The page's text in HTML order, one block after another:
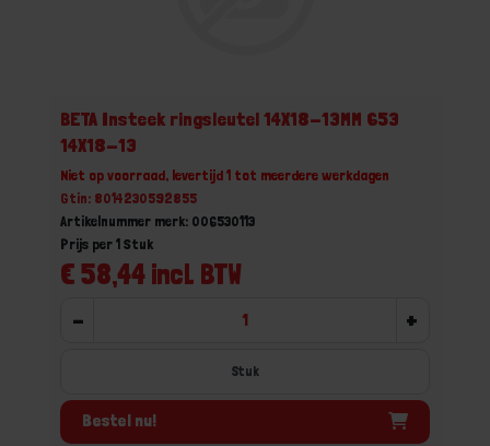
BETA Insteek ringsleutel 14X18-13MM 653
14X18-13
Niet op voorraad, levertijd 1 tot meerdere werkdagen
Gtin: 8014230592855
Artikelnummer merk: 006530113
€ 58,44 incl. BTW
Prijs per 1 Stuk
- +
Stuk
Bestel nu!